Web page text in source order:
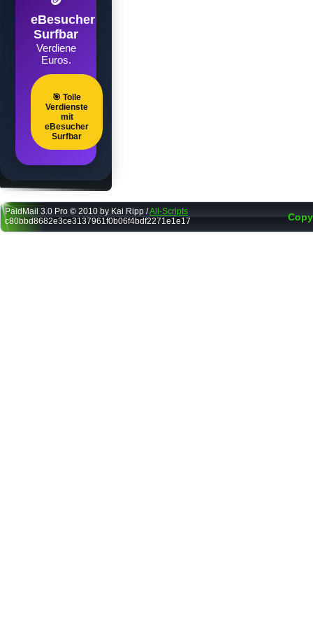
eBesucher
Surfbar
Verdiene
Euros.
🎯 Tolle
Verdienste
mit
eBesucher
Surfbar
PaidMail 3.0 Pro © 2010 by Kai Ripp /All-Scripts
c80bbd8682e3ce3137961f0b06f4bdf2271e1e17